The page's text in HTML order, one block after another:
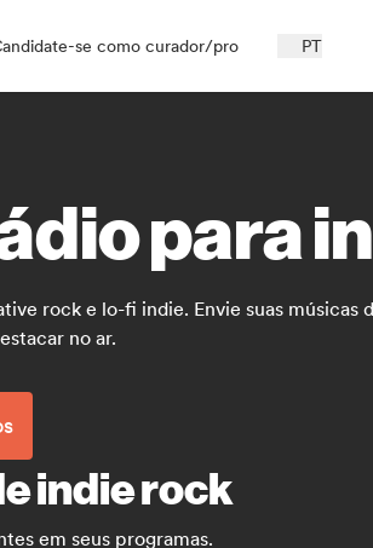
se como curador/pro PT
para
rock e lo-fi indie. Envie suas músicas
no ar.
indie rock
em seus programas.